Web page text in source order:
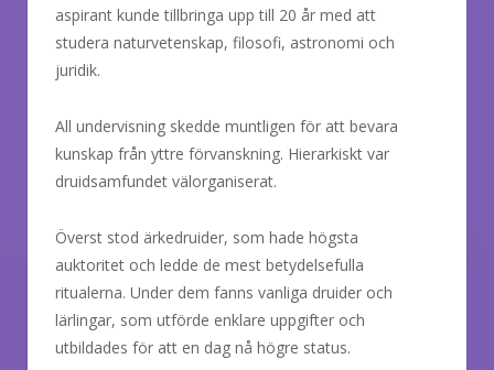
aspirant kunde tillbringa upp till 20 år med att
studera naturvetenskap, filosofi, astronomi och
juridik.
All undervisning skedde muntligen för att bevara
kunskap från yttre förvanskning. Hierarkiskt var
druidsamfundet välorganiserat.
Överst stod ärkedruider, som hade högsta
auktoritet och ledde de mest betydelsefulla
ritualerna. Under dem fanns vanliga druider och
lärlingar, som utförde enklare uppgifter och
utbildades för att en dag nå högre status.